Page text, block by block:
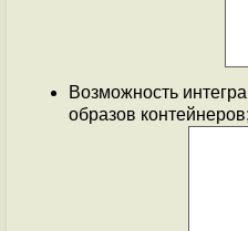
Возможность
образов контейнеров;